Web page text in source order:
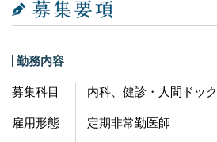
勤務内容
募集科目 内科、健診・人間ドック
雇用形態 定期非常勤医師